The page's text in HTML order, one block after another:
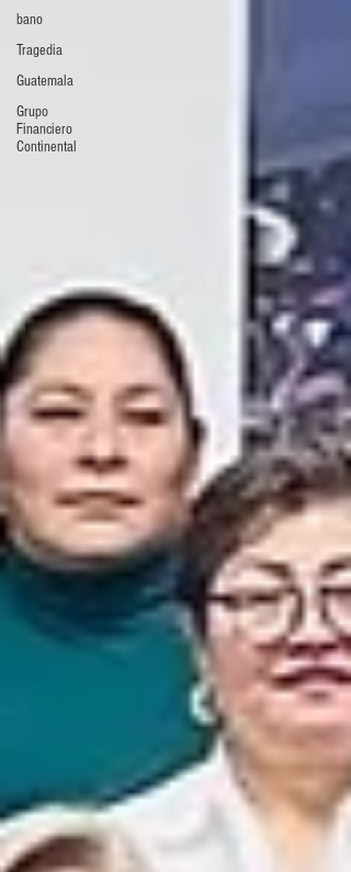
bano
Tragedia
Guatemala
Grupo
Financiero
Continental